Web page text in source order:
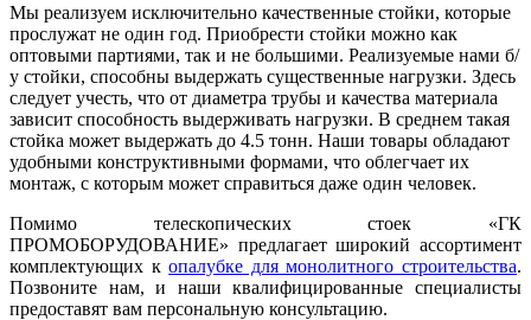
Мы реализуем исключительно качественные стойки, которые
прослужат не один год. Приобрести стойки можно как
оптовыми партиями, так и не большими. Реализуемые нами б/
у стойки, способны выдержать существенные нагрузки. Здесь
следует учесть, что от диаметра трубы и качества материала
зависит способность выдерживать нагрузки. В среднем такая
стойка может выдержать до 4.5 тонн. Наши товары обладают
удобными конструктивными формами, что облегчает их
монтаж, с которым может справиться даже один человек.
Помимо телескопических стоек «ГК
ПРОМОБОРУДОВАНИЕ» предлагает широкий ассортимент
комплектующих копалубке для монолитного строительства.
Позвоните нам, и наши квалифицированные специалисты
предоставят вам персональную консультацию.